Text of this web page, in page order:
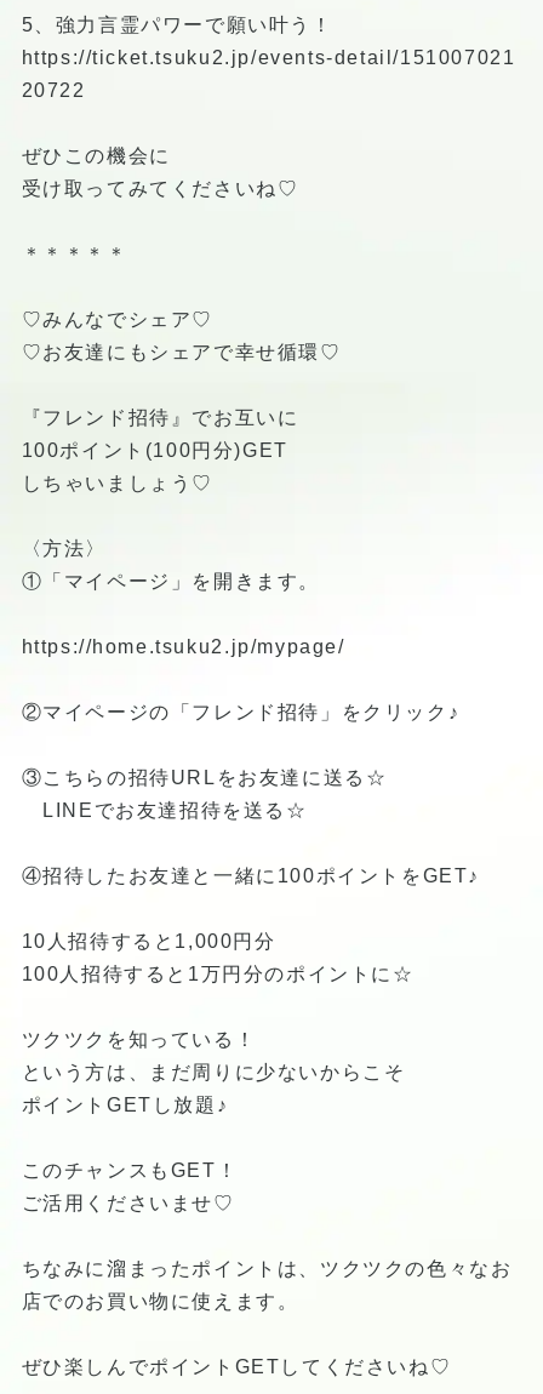
5、強力言霊パワーで願い叶う！
https://ticket.tsuku2.jp/events-detail/151007021
20722
ぜひこの機会に
受け取ってみてくださいね♡
＊＊＊＊＊
♡みんなでシェア♡
♡お友達にもシェアで幸せ循環♡
『フレンド招待』でお互いに
100ポイント(100円分)GET
しちゃいましょう♡
〈方法〉
①「マイページ」を開きます。
https://home.tsuku2.jp/mypage/
②マイページの「フレンド招待」をクリック♪
③こちらの招待URLをお友達に送る☆
LINEでお友達招待を送る☆
④招待したお友達と一緒に100ポイントをGET♪
10人招待すると1,000円分
100人招待すると1万円分のポイントに☆
ツクツクを知っている！
という方は、まだ周りに少ないからこそ
ポイントGETし放題♪
このチャンスもGET！
ご活用くださいませ♡
ちなみに溜まったポイントは、ツクツクの色々なお
店でのお買い物に使えます。
ぜひ楽しんでポイントGETしてくださいね♡